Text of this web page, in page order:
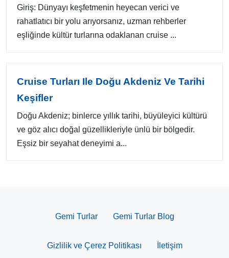
Giriş: Dünyayı keşfetmenin heyecan verici ve
rahatlatıcı bir yolu arıyorsanız, uzman rehberler
eşliğinde kültür turlarına odaklanan cruise ...
Cruise Turları Ile Doğu Akdeniz Ve Tarihi
Keşifler
Doğu Akdeniz; binlerce yıllık tarihi, büyüleyici kültürü
ve göz alıcı doğal güzellikleriyle ünlü bir bölgedir.
Eşsiz bir seyahat deneyimi a...
Gemi Turlar Gemi Turlar Blog
Gizlilik ve Çerez Politikası İletişim